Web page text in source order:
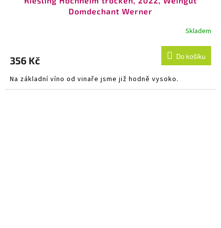
Domdechant Werner
Skladem
356 Kč Do košíku
Na základní víno od vinaře jsme již hodně vysoko.